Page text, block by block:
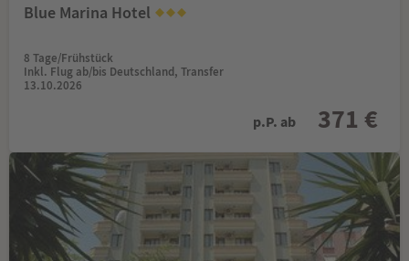
Blue Marina Hotel
8 Tage/Frühstück
Inkl. Flug ab/bis Deutschland, Transfer
13.10.2026
p.P. ab 371 €